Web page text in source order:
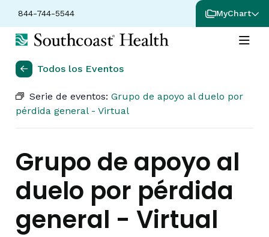
844-744-5544 MyChart
Todos los Eventos
Serie de eventos: Grupo de apoyo al duelo por
pérdida general - Virtual
Grupo de apoyo al
duelo por pérdida
general - Virtual